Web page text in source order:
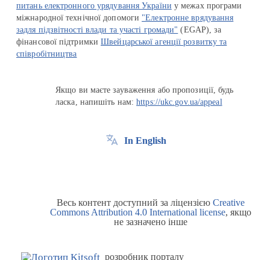
питань електронного урядування України у межах програми
міжнародної технічної допомоги "Електронне врядування
задля підзвітності влади та участі громади" (EGAP), за
фінансової підтримкиШвейцарської агенції розвитку та
співробітництва
Якщо ви маєте зауваження або пропозиції, будь
ласка, напишіть нам:https://ukc.gov.ua/appeal
In English
Весь контент доступний за ліцензією Creative
Commons Attribution 4.0 International license, якщо
не зазначено інше
розробник порталу